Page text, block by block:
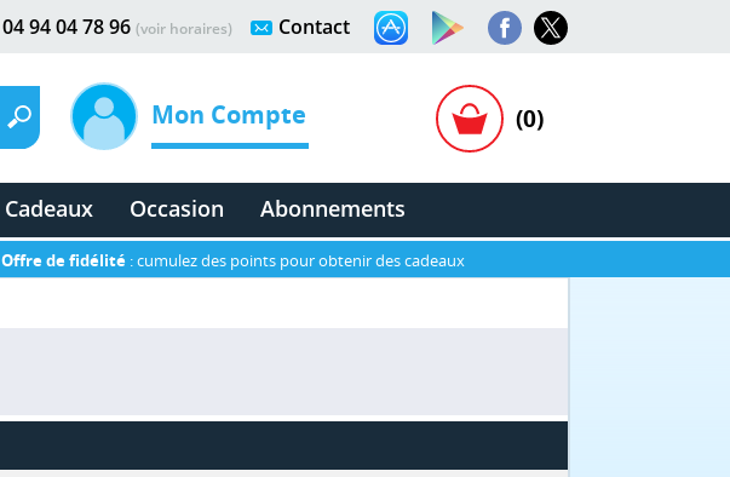
Contact
04 94 04 78 96 (voir horaires)
Mon Compte (0)
Cadeaux Occasion Abonnements
Offre de fidélité : cumulez des points pour obtenir des cadeaux